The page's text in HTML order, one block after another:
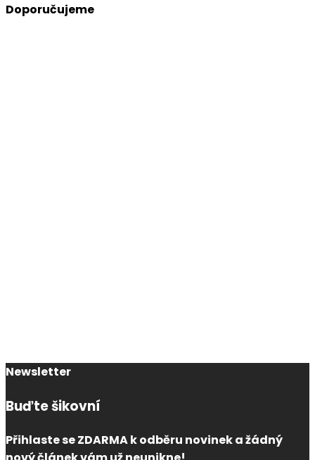
Doporučujeme
Newsletter
Buďte šikovní
Přihlaste se ZDARMA k odběru novinek a žádný